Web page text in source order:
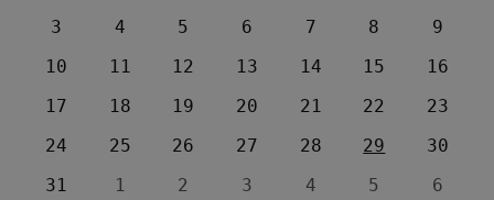
3
4 5 6 7 8
9
10
11 12 13 14 15
16
17
18 19 20 21 22
23
24
25 26 27 28 29
30
31
1 2 3 4 5 6